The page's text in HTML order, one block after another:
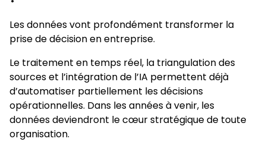
Les données vont profondément transformer la
prise de décision en entreprise.
Le traitement en temps réel, la triangulation des
sources et l’intégration de l’IA permettent déjà
d’automatiser partiellement les décisions
opérationnelles. Dans les années à venir, les
données deviendront le cœur stratégique de toute
organisation.